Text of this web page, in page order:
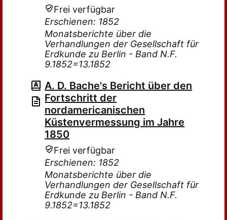
Frei verfügbar
Erschienen: 1852
Monatsberichte über die
Verhandlungen der Gesellschaft für
Erdkunde zu Berlin - Band N.F.
9.1852=13.1852
A. D. Bache's Bericht über den
Fortschritt der
nordamericanischen
Küstenvermessung im Jahre
1850
Frei verfügbar
Erschienen: 1852
Monatsberichte über die
Verhandlungen der Gesellschaft für
Erdkunde zu Berlin - Band N.F.
9.1852=13.1852